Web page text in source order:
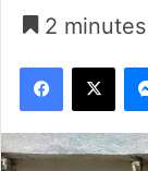
2 minutes
Facebook
X